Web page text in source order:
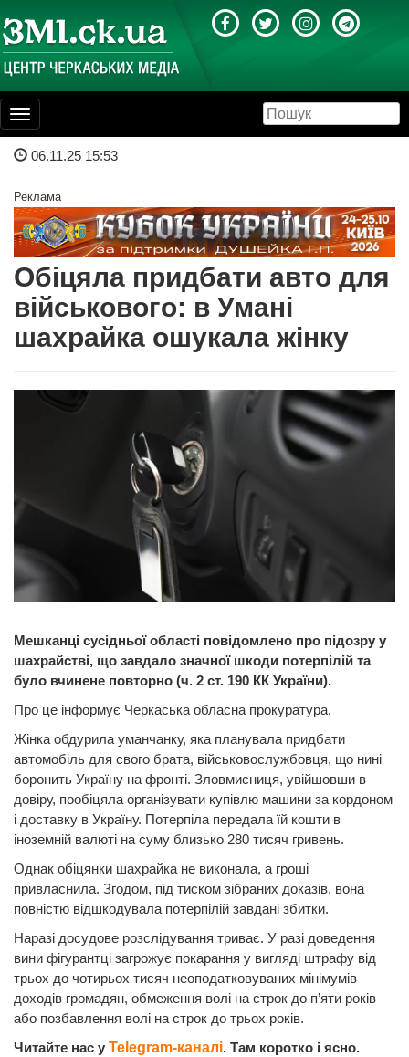
Toggle
navigation
06.11.25 15:53
Реклама
Обіцяла придбати авто для
військового: в Умані
шахрайка ошукала жінку
Мешканці сусідньої області повідомлено про підозру у
шахрайстві, що завдало значної шкоди потерпілій та
було вчинене повторно (ч. 2 ст. 190 КК України).
Про це інформує Черкаська обласна прокуратура.
Жінка обдурила уманчанку, яка планувала придбати
автомобіль для свого брата, військовослужбовця, що нині
боронить Україну на фронті. Зловмисниця, увійшовши в
довіру, пообіцяла організувати купівлю машини за кордоном
і доставку в Україну. Потерпіла передала їй кошти в
іноземній валюті на суму близько 280 тисяч гривень.
Однак обіцянки шахрайка не виконала, а гроші
привласнила. Згодом, під тиском зібраних доказів, вона
повністю відшкодувала потерпілій завдані збитки.
Наразі досудове розслідування триває. У разі доведення
вини фігурантці загрожує покарання у вигляді штрафу від
трьох до чотирьох тисяч неоподатковуваних мінімумів
доходів громадян, обмеження волі на строк до п’яти років
або позбавлення волі на строк до трьох років.
Читайте нас у Telegram-каналі. Там коротко і ясно.